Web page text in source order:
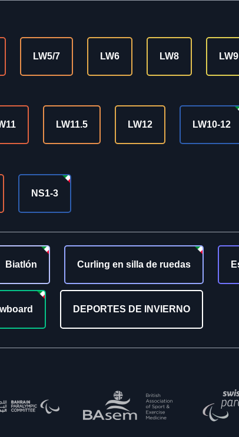
LW5/7 LW6 LW8 LW9
LW11.5 LW12 LW10-12
NS1-3
Biatlón Curling en silla de ruedas
DEPORTES DE INVIERNO